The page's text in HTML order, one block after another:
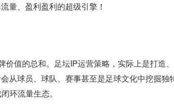
量、盈利盈利的超级引擎！
价值的总和。足坛IP运营策略，实际上是打造
从球员、球队、赛事甚至是足球文化中挖掘独
环流量生态。